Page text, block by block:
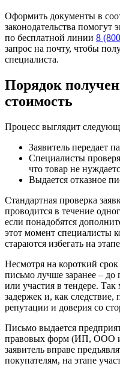
Оформить документы в
законодательства помогут
по бесплатной линии 8
запрос на почту, чтобы
специалиста.
Порядок
стоимость
Процесс выглядит
Заявитель передает
Специалисты
что товар не
Выдается отказное
Стандартная проверка
проводится в течение
если понадобятся
этот момент специалисты
стараются избегать на
Несмотря на короткий
письмо лучше заранее –
или участия в тендере.
задержек и, как
репутации и доверия со
Письмо выдается
правовых форм (ИП, ООО
заявитель вправе
покупателям, на этапе